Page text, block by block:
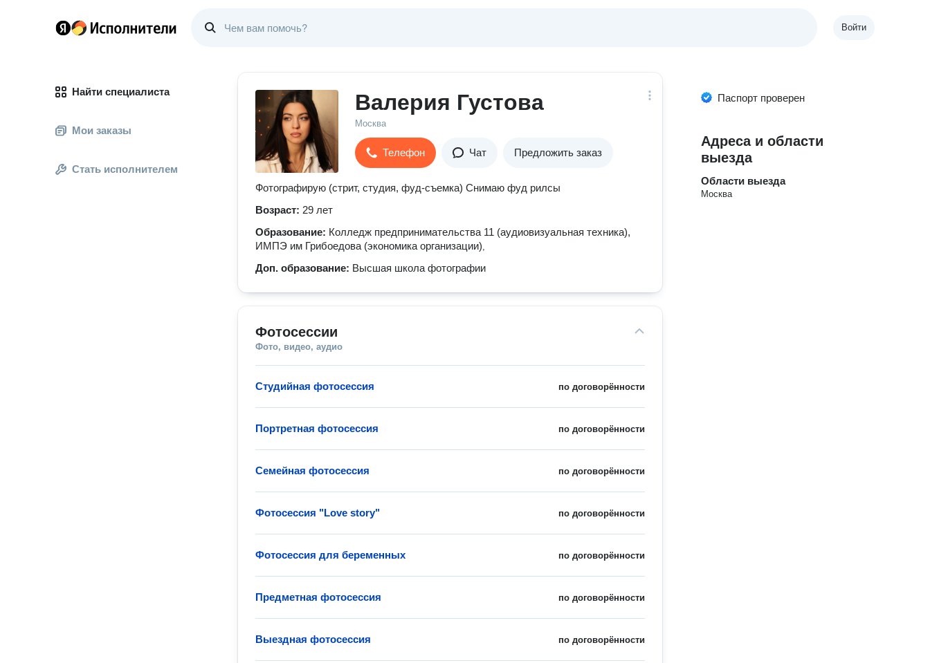
Войти
Найти специалиста
Мои заказы
Стать исполнителем
Валерия Густова
Москва
Телефон Чат Предложить заказ
Фотографирую (стрит, студия, фуд-съемка) Снимаю фуд рилсы
Возраст: 29 лет
Образование: Колледж предпринимательства 11 (аудиовизуальная техника),
ИМПЭ им Грибоедова (экономика организации),
Доп. образование: Высшая школа фотографии
Фотосессии
Фото, видео, аудио
по договорённости
Студийная фотосессия
по договорённости
Портретная фотосессия
по договорённости
Семейная фотосессия
по договорённости
Фотосессия "Love story"
по договорённости
Фотосессия для беременных
по договорённости
Предметная фотосессия
по договорённости
Выездная фотосессия
Паспорт проверен
Адреса и области
выезда
Области выезда
Москва